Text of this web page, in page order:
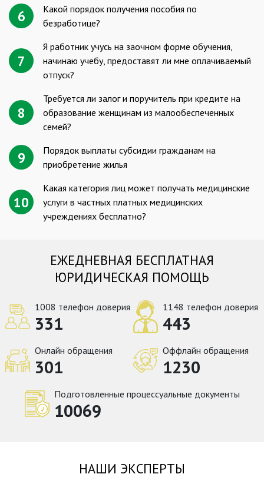
6
Какой порядок получения пособия по
безработице?
7
Я работник учусь на заочном форме обучения,
начинаю учебу, предоставят ли мне оплачиваемый
отпуск?
8
Требуется ли залог и поручитель при кредите на
образование женщинам из малообеспеченных
семей?
9
Порядок выплаты субсидии гражданам на
приобретение жилья
10
Какая категория лиц может получать медицинские
услуги в частных платных медицинских
учреждениях бесплатно?
ЕЖЕДНЕВНАЯ БЕСПЛАТНАЯ
ЮРИДИЧЕСКАЯ ПОМОЩЬ
1008 телефон доверия
331
1148 телефон доверия
443
Онлайн обращения
301
Оффлайн обращения
1230
Подготовленные процессуальные документы
10069
НАШИ ЭКСПЕРТЫ